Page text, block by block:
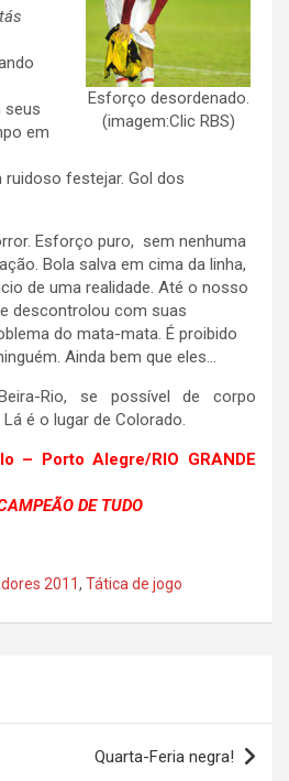
Esforço desordenado.
(imagem:Clic RBS)
seus
em
ruidoso festejar. Gol dos
Esforço puro, sem nenhuma
Bola salva em cima da linha,
de uma realidade. Até o nosso
descontrolou com suas
do mata-mata. É proibido
Ainda bem que eles…
Rio, se possível de corpo
é o lugar de Colorado.
– Porto Alegre/RIO GRANDE
DE TUDO
2011, Tática de jogo
Quarta-Feria negra!